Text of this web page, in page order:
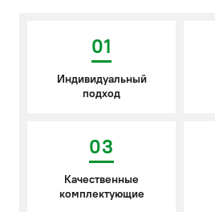
01
Индивидуальный
подход
03
Качественные
комплектующие